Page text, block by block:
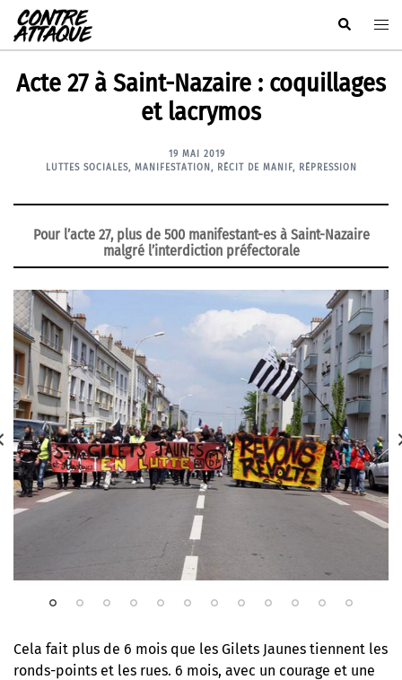
Aller
au
contenu
Rechercher
Acte 27 à Saint-Nazaire : coquillages
et lacrymos
19 MAI 2019
LUTTES SOCIALES, MANIFESTATION , RÉCIT DE MANIF, RÉPRESSION
Pour l’acte 27, plus de 500 manifestant-es à Saint-Nazaire
malgré l’interdiction préfectorale
Cela fait plus de 6 mois que les Gilets Jaunes tiennent les
ronds-points et les rues. 6 mois, avec un courage et une